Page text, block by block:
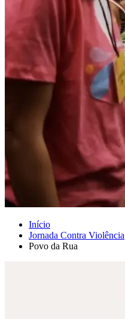
Início
Jornada Contra Violência
Povo da Rua